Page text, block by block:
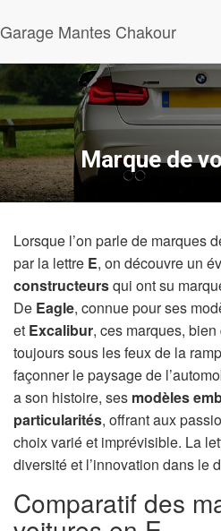
Garage Mantes Chakour
Marque de
Lorsque l’on parle de marques
par la lettre E, on découvre un
constructeursqui ont su
De Eagle, connue pour ses
et Excalibur, ces marques,
toujours sous les feux de la
façonner le paysage de
a son histoire, ses modèles
particularités, offrant aux
choix varié et imprévisible. La
diversité et l’innovation dans le
Comparatif des